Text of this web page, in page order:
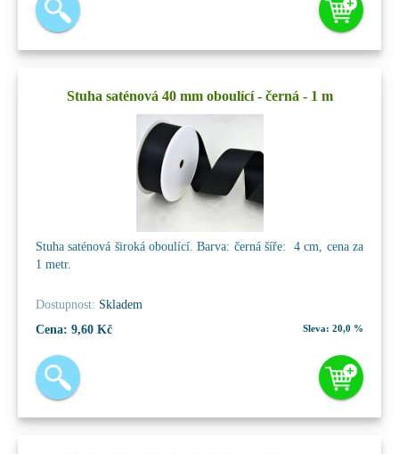
Stuha saténová 40 mm oboulící - černá - 1 m
Stuha saténová široká oboulící. Barva: černá šíře: 4 cm, cena za
1 metr.
Dostupnost: Skladem
Cena: 9,60 Kč Sleva: 20,0 %